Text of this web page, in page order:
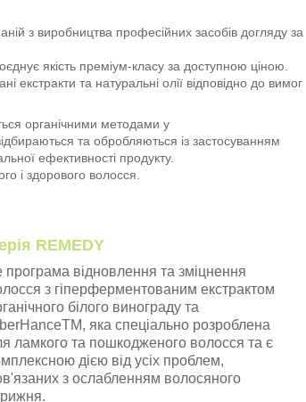
з виробництва професійних засобів догляду за
якість преміум-класу за доступною ціною.
екстракти та натуральні олії відповідно до вимог
органічними методами у
та обробляються із застосуванням
ефективності продукту.
і здорового волосся.
REMEDY
програма відновлення та зміцнення
з гіперферментованим екстрактом
білого винограду та
яка спеціально розроблена
ламкого та пошкодженого волосся та є
дією від усіх проблем,
з ослабленням волосяного